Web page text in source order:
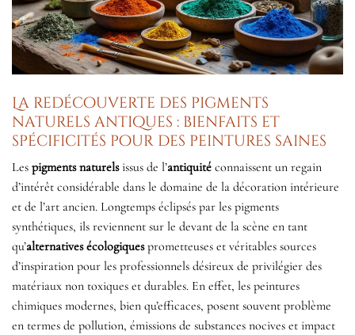
La redécouverte des pigments
naturels antiques : bienfaits et
spécificités pour des peintures saines
Les pigments naturelsissus de l’antiquité connaissent un regain
d’intérêt considérable dans le domaine de la décoration intérieure
et de l’art ancien. Longtemps éclipsés par les pigments
synthétiques, ils reviennent sur le devant de la scène en tant
qu’alternatives écologiquesprometteuses et véritables sources
d’inspiration pour les professionnels désireux de privilégier des
matériaux non toxiques et durables. En effet, les peintures
chimiques modernes, bien qu’efficaces, posent souvent problème
en termes de pollution, émissions de substances nocives et impact